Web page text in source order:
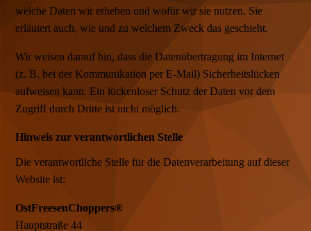
welche Daten wir erheben und wofür wir sie nutzen. Sie
erläutert auch, wie und zu welchem Zweck das geschieht.
Wir weisen darauf hin, dass die Datenübertragung im Internet
(z. B. bei der Kommunikation per E-Mail) Sicherheitslücken
aufweisen kann. Ein lückenloser Schutz der Daten vor dem
Zugriff durch Dritte ist nicht möglich.
Hinweis zur verantwortlichen Stelle
Die verantwortliche Stelle für die Datenverarbeitung auf dieser
Website ist:
OstFreesenChoppers®
Hauptstraße 44